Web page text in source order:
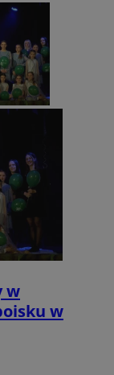
w
w